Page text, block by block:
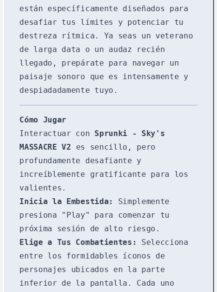
están específicamente diseñados para
desafiar tus límites y potenciar tu
destreza rítmica. Ya seas un veterano
de larga data o un audaz recién
llegado, prepárate para navegar un
paisaje sonoro que es intensamente y
despiadadamente tuyo.
Cómo Jugar
Interactuar con Sprunki - Sky's
MASSACRE V2 es sencillo, pero
profundamente desafiante y
increíblemente gratificante para los
valientes.
Inicia la Embestida:
Simplemente
presiona "Play" para comenzar tu
próxima sesión de alto riesgo.
Elige a Tus Combatientes:
Selecciona
entre los formidables íconos de
personajes ubicados en la parte
inferior de la pantalla. Cada uno